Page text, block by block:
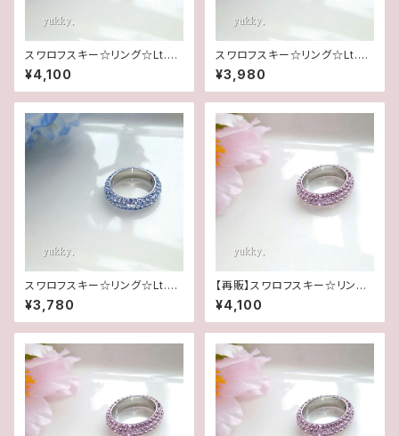
スワロフスキー☆リング☆Lt.サ
ファイヤ(16.5号)
¥4,100
スワロフスキー☆リング☆Lt.サ
ファイヤ(11.5号)
¥3,980
スワロフスキー☆リング☆Lt.サ
ファイヤ5.5号
¥3,780
【再販】スワロフスキー☆リング
☆アメジスト(16.5号)
¥4,100